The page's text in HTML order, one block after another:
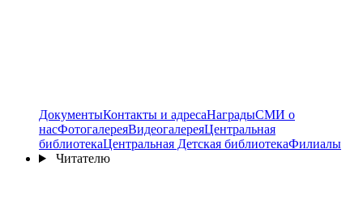
ДокументыКонтакты и адресаНаградыСМИ о
насФотогалереяВидеогалереяЦентральная
библиотекаЦентральная Детская библиотекаФилиалы
Читателю